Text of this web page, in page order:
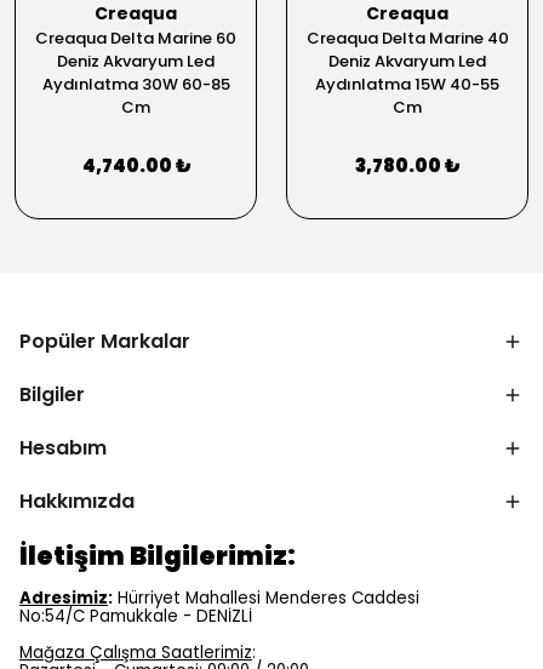
Creaqua
Creaqua Delta Marine 60
Deniz Akvaryum Led
Aydınlatma 30W 60-85
Cm
4,740.00 ₺
Creaqua
Creaqua Delta Marine 40
Deniz Akvaryum Led
Aydınlatma 15W 40-55
Cm
3,780.00 ₺
Popüler Markalar
Bilgiler
Hesabım
Hakkımızda
İletişim Bilgilerimiz:
Adresimiz: Hürriyet Mahallesi Menderes Caddesi
No:54/C Pamukkale - DENİZLİ
Mağaza Çalışma Saatlerimiz: